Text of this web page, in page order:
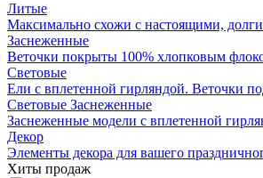
Литые
Максимально схожи с настоящими,
Заснеженные
Веточки покрыты 100% хлопковым
Световые
Ели с вплетенной гирляндой. Веточки
Световые Заснеженные
Заснеженные модели с вплетенной
Декор
Элементы декора для вашего
Хиты продаж